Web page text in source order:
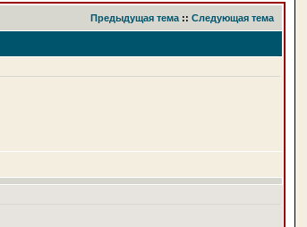
Предыдущая тема:: Следующая тема